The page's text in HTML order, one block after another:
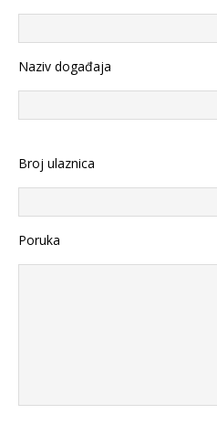
Naziv događaja
Broj ulaznica
Poruka